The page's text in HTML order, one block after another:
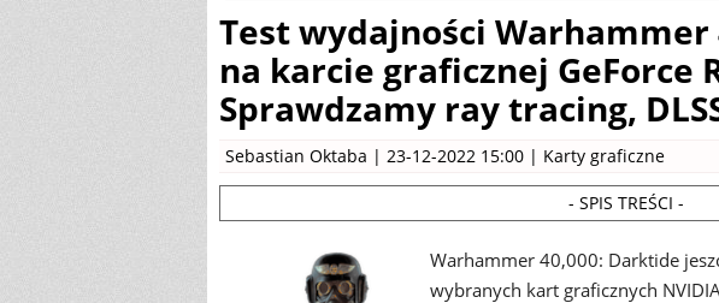
Test wydajności Warhammer
na karcie graficznej GeForce
Sprawdzamy ray tracing,
Sebastian Oktaba | 23-12-2022 15:00 | Karty graficzne
- SPIS TREŚCI -
Warhammer 40,000: Darktide
wybranych kart graficznych